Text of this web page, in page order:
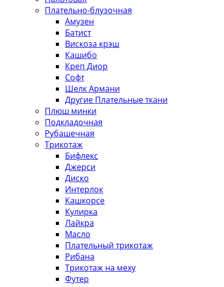
Плательно-блузочная
Амузен
Батист
Вискоза крэш
Кашибо
Креп Диор
Софт
Шелк Армани
Другие Плательные ткани
Плюш минки
Подкладочная
Рубашечная
Трикотаж
Бифлекс
Джерси
Диско
Интерлок
Кашкорсе
Кулирка
Лайкра
Масло
Плательный трикотаж
Рибана
Трикотаж на меху
Футер